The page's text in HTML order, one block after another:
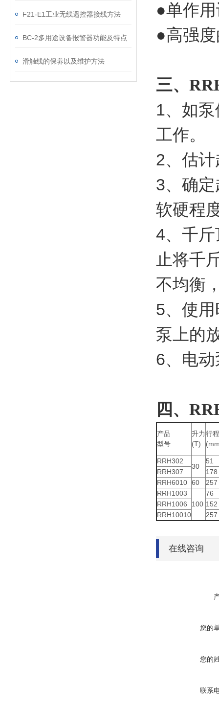
F21-E1工业无线遥控器接线方法
BC-2多用途设备报警器功能及特点
滑触线的保养以及维护方法
●单作
●高强
三、
1、如
工作。
2、估
3、确
软硬程
4、千
止将千
不均衡
5、使
泵上的
6、电
四、
产品
型号
升力
(T)
行程
RRH302
30
51
RRH307
178
RRH6010 60
257
RRH1003
100
76
RRH1006
152
RRH10010
257
在线咨询
您的
您的
联系